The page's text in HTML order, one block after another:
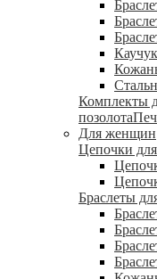
Комплекты
позолота
Для женщин
Цепочки
Браслеты